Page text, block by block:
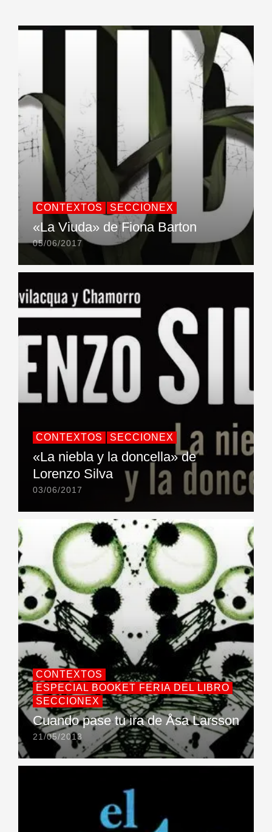
CONTEXTOS SECCIONEX
«La Viuda» de Fiona Barton
05/06/2017
CONTEXTOS SECCIONEX
«La niebla y la doncella» de
Lorenzo Silva
03/06/2017
CONTEXTOS
ESPECIAL BOOKET FERIA DEL LIBRO
SECCIONEX
Cuando pase tu ira de Åsa Larsson
21/05/2013